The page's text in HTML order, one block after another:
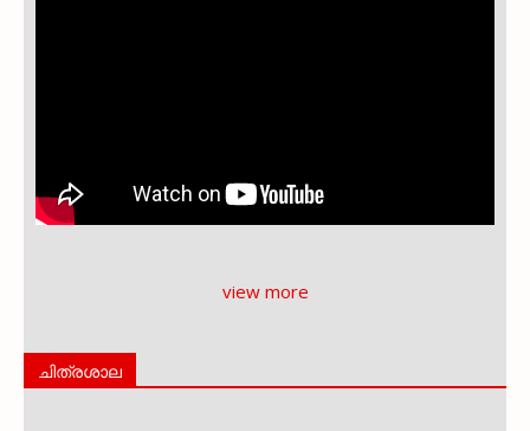
view more
ചിത്രശാല